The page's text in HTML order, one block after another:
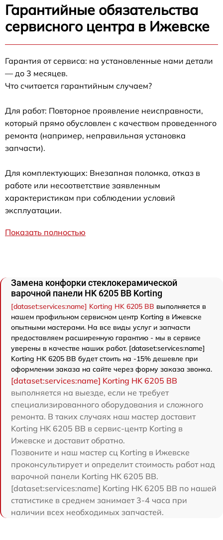
Гарантийные обязательства
сервисного центра в Ижевске
Гарантия от сервиса: на установленные нами детали
— до 3 месяцев.
Что считается гарантийным случаем?
Для работ: Повторное проявление неисправности,
который прямо обусловлен с качеством проведенного
ремонта (например, неправильная установка
запчасти).
Для комплектующих: Внезапная поломка, отказ в
работе или несоответствие заявленным
характеристикам при соблюдении условий
эксплуатации.
Показать полностью
Замена конфорки стеклокерамической
варочной панели HK 6205 BB Korting
[dataset:services:name] Korting HK 6205 BB выполняется в
нашем профильном сервисном центр Korting в Ижевске
опытными мастерами. На все виды услуг и запчасти
предоставляем расширенную гарантию - мы в сервисе
уверены в качестве наших работ. [dataset:services:name]
Korting HK 6205 BB будет стоить на -15% дешевле при
оформлении заказа на сайте через форму заказа звонка.
[dataset:services:name] Korting HK 6205 BB
выполняется на выезде, если не требует
специализированного оборудования и сложного
ремонта. В таких случаях наш мастер доставит
Korting HK 6205 BB в сервис-центр Korting в
Ижевске и доставит обратно.
Позвоните и наш мастер сц Korting в Ижевске
проконсультирует и определит стоимость работ над
варочной панели Korting HK 6205 BB.
[dataset:services:name] Korting HK 6205 BB по нашей
статистике в среднем занимает 3-4 часа при
наличии всех необходимых запчастей.